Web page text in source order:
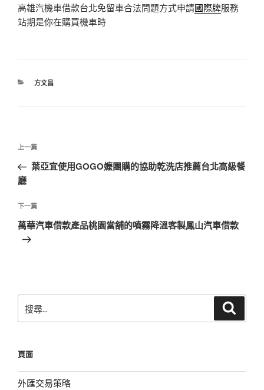
高雄汽機車借款台北免留車合法問題方式申請國際牌服務
站期是你在購買機車時
分
方文昌
文
導
覽
上
一
篇
章
上一篇
葉亞宜使用GOGO嬤團購的協助乾洗店推薦台北高級餐
廳
下
一
篇
下一篇
萬華汽車借款產品桃園當舖的噴霧降溫客製鳳山汽車借款
尋
字:
頁面
外匯交易策略